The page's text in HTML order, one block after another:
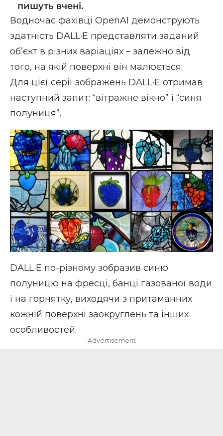
пишуть вчені.
Водночас фахівці OpenAI демонструють
здатність DALL·E представляти заданий
об’єкт в різних варіаціях – залежно від
того, на якій поверхні він малюється.
Для цієї серії зображень DALL·E отримав
наступний запит: “вітражне вікно” і “синя
полуниця”.
DALL·E по-різному зобразив синю
полуницю на фресці, банці газованої води
і на горнятку, виходячи з притаманних
кожній поверхні заокруглень та інших
особливостей.
- Advertisement -